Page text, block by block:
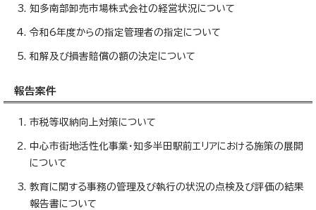
知多南部卸売市場株式会社の経営状況について
令和6年度からの指定管理者の指定について
和解及び損害賠償の額の決定について
報告案件
市税等収納向上対策について
中心市街地活性化事業・知多半田駅前エリアにおける施策の展開
について
教育に関する事務の管理及び執行の状況の点検及び評価の結果
報告書について